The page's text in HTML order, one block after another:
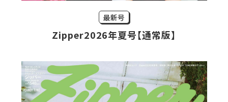
最新号
Zipper2026年夏号【通常版】